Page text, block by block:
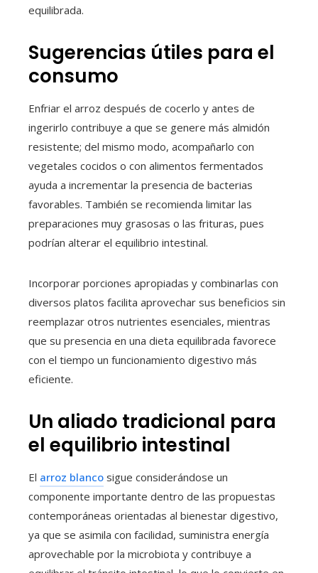
equilibrada.
Sugerencias útiles para el
consumo
Enfriar el arroz después de cocerlo y antes de
ingerirlo contribuye a que se genere más almidón
resistente; del mismo modo, acompañarlo con
vegetales cocidos o con alimentos fermentados
ayuda a incrementar la presencia de bacterias
favorables. También se recomienda limitar las
preparaciones muy grasosas o las frituras, pues
podrían alterar el equilibrio intestinal.
Incorporar porciones apropiadas y combinarlas con
diversos platos facilita aprovechar sus beneficios sin
reemplazar otros nutrientes esenciales, mientras
que su presencia en una dieta equilibrada favorece
con el tiempo un funcionamiento digestivo más
eficiente.
Un aliado tradicional para
el equilibrio intestinal
El arroz blanco sigue considerándose un
componente importante dentro de las propuestas
contemporáneas orientadas al bienestar digestivo,
ya que se asimila con facilidad, suministra energía
aprovechable por la microbiota y contribuye a